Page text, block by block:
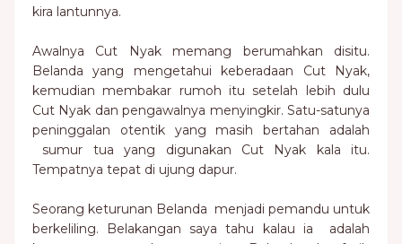
kira lantunnya.
Awalnya Cut Nyak memang berumahkan disitu.
Belanda yang mengetahui keberadaan Cut Nyak,
kemudian membakar rumoh itu setelah lebih dulu
Cut Nyak dan pengawalnya menyingkir. Satu-satunya
peninggalan otentik yang masih bertahan adalah
sumur tua yang digunakan Cut Nyak kala itu.
Tempatnya tepat di ujung dapur.
Seorang keturunan Belanda menjadi pemandu untuk
berkeliling. Belakangan saya tahu kalau ia adalah